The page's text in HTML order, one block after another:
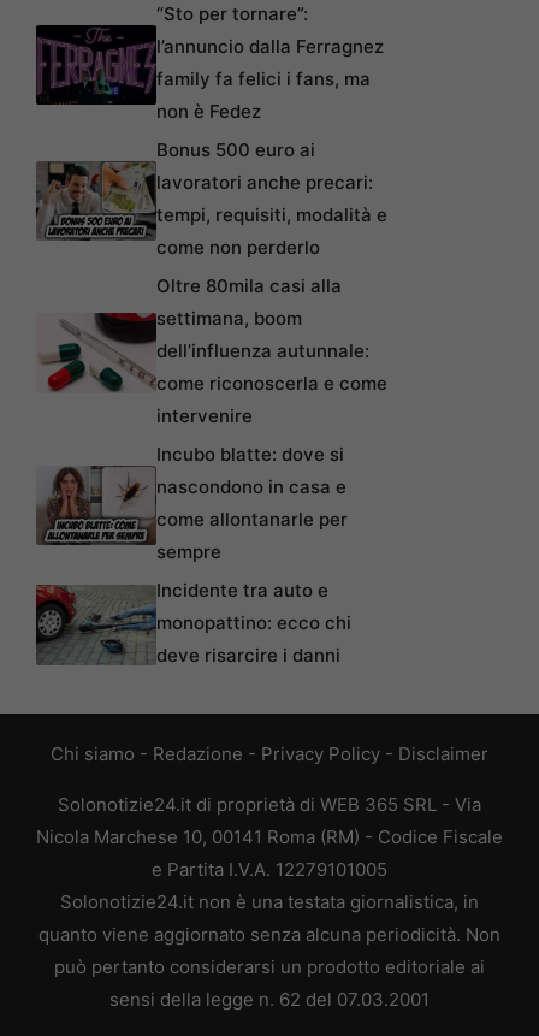
“Sto per tornare”:
l’annuncio dalla Ferragnez
family fa felici i fans, ma
non è Fedez
Bonus 500 euro ai
lavoratori anche precari:
tempi, requisiti, modalità e
come non perderlo
Oltre 80mila casi alla
settimana, boom
dell’influenza autunnale:
come riconoscerla e come
intervenire
Incubo blatte: dove si
nascondono in casa e
come allontanarle per
sempre
Incidente tra auto e
monopattino: ecco chi
deve risarcire i danni
Chi siamo - Redazione - Privacy Policy - Disclaimer
Solonotizie24.it di proprietà di WEB 365 SRL - Via
Nicola Marchese 10, 00141 Roma (RM) - Codice Fiscale
e Partita I.V.A. 12279101005
Solonotizie24.it non è una testata giornalistica, in
quanto viene aggiornato senza alcuna periodicità. Non
può pertanto considerarsi un prodotto editoriale ai
sensi della legge n. 62 del 07.03.2001